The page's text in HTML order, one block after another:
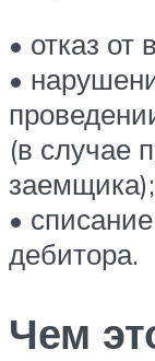
• отказ от
•
(в случае
заемщика);
•
дебитора.
Чем